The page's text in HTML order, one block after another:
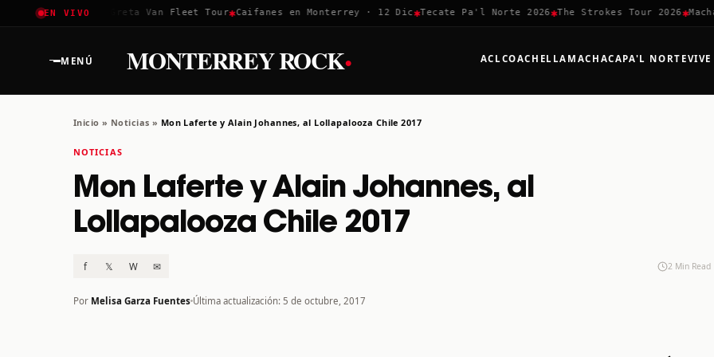
EN VIVO
Coachella 2026✱ Greta Van Fleet Tour✱Caifanes en Monterrey · 12 Dic✱Tecate Pa'l Norte 2026✱The Strokes Tour 2026✱
MENÚ MONTERREY ROCK· ACLCOACHELLA MACHACAPA'L NORTE
Inicio » Noticias » Mon Laferte y Alain Johannes, al Lollapalooza Chile 2017
NOTICIAS
Mon Laferte y Alain Johannes, al
Lollapalooza Chile 2017
f 𝕏 W ✉ 2 Min Read
Por Melisa Garza Fuentes Última actualización: 5 de octubre, 2017